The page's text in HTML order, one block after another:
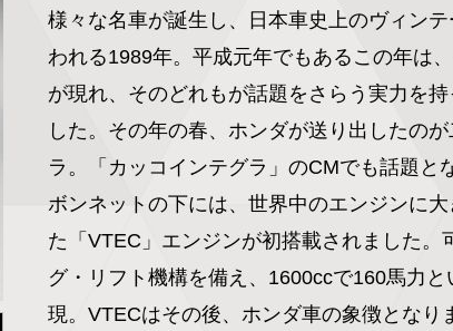
様々な名車が誕生し、日本車史上のヴィン
われる1989年。平成元年でもあるこの年は
が現れ、そのどれもが話題をさらう実力を
した。その年の春、ホンダが送り出したの
ラ。「カッコインテグラ」のCMでも話題と
ボンネットの下には、世界中のエンジンに
た「VTEC」エンジンが初搭載されました。
グ・リフト機構を備え、1600ccで160馬力
現。VTECはその後、ホンダ車の象徴となり